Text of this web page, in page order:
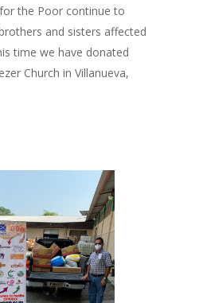
the Poor continue to
and sisters affected
time we have donated
Church in Villanueva,